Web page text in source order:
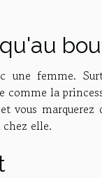
femme.
comme la
marquerez
elle.